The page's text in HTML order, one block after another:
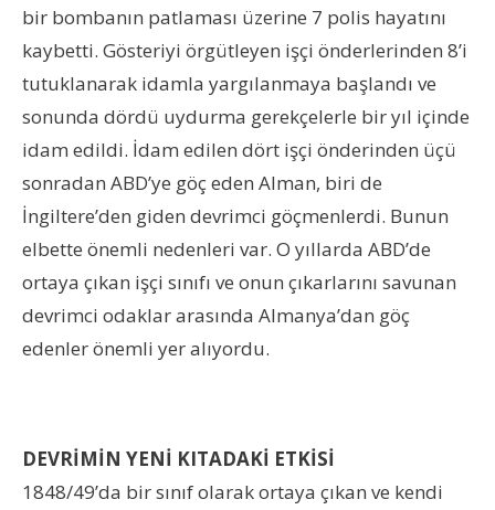
bir bombanın patlaması üzerine 7 polis hayatını
kaybetti. Gösteriyi örgütleyen işçi önderlerinden 8’i
tutuklanarak idamla yargılanmaya başlandı ve
sonunda dördü uydurma gerekçelerle bir yıl içinde
idam edildi. İdam edilen dört işçi önderinden üçü
sonradan ABD’ye göç eden Alman, biri de
İngiltere’den giden devrimci göçmenlerdi. Bunun
elbette önemli nedenleri var. O yıllarda ABD’de
ortaya çıkan işçi sınıfı ve onun çıkarlarını savunan
devrimci odaklar arasında Almanya’dan göç
edenler önemli yer alıyordu.
DEVRİMİN YENİ KITADAKİ ETKİSİ
1848/49’da bir sınıf olarak ortaya çıkan ve kendi